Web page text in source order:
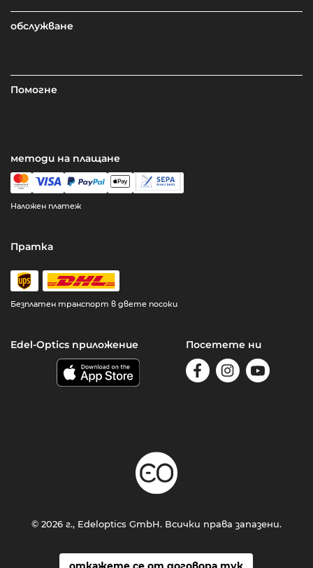
обслужване
Помогне
методи на плащане
Наложен платеж
Пратка
Безплатен транспорт в двете посоки
Edel-Optics приложение Посетете ни
© 2026 г., Edeloptics GmbH. Всички права запазени.